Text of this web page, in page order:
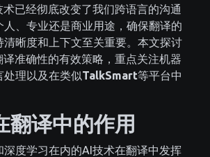
已经彻底改变了我们跨语言的沟通
人、专业还是商业用途，确保翻译的
清晰度和上下文至关重要。本文探讨
译准确性的有效策略，重点关注机器
理以及在类似TalkSmart等平台中
翻译中的作用
深度学习在内的AI技术在翻译中发挥